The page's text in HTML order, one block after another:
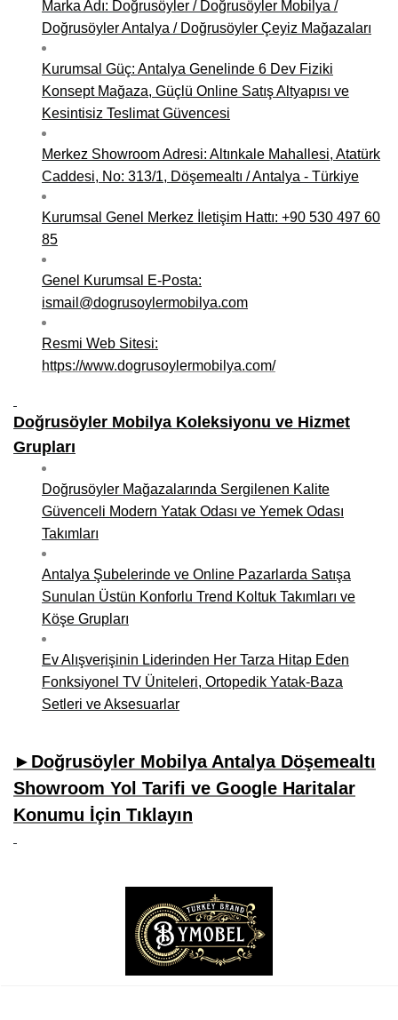
Niğde Mobilyacılar, Mobilya Firmaları, İmalatçıları
Giresun Mobilya Mağazaları, İmalatçıları, Mobilyacıları
Marka Adı: Doğrusöyler / Doğrusöyler Mobilya /
Doğrusöyler Antalya / Doğrusöyler Çeyiz Mağazaları
Kurumsal Güç: Antalya Genelinde 6 Dev Fiziki
Konsept Mağaza, Güçlü Online Satış Altyapısı ve
Kesintisiz Teslimat Güvencesi
Merkez Showroom Adresi: Altınkale Mahallesi, Atatürk
Caddesi, No: 313/1, Döşemealtı / Antalya - Türkiye
Kurumsal Genel Merkez İletişim Hattı: +90 530 497 60
85
Genel Kurumsal E-Posta:
ismail@dogrusoylermobilya.com
Resmi Web Sitesi:
https://www.dogrusoylermobilya.com/
Doğrusöyler Mobilya Koleksiyonu ve Hizmet
Grupları
Doğrusöyler Mağazalarında Sergilenen Kalite
Güvenceli Modern Yatak Odası ve Yemek Odası
Takımları
Antalya Şubelerinde ve Online Pazarlarda Satışa
Sunulan Üstün Konforlu Trend Koltuk Takımları ve
Köşe Grupları
Ev Alışverişinin Liderinden Her Tarza Hitap Eden
Fonksiyonel TV Üniteleri, Ortopedik Yatak-Baza
Setleri ve Aksesuarlar
►Doğrusöyler Mobilya Antalya Döşemealtı
Showroom Yol Tarifi ve Google Haritalar
Konumu İçin Tıklayın